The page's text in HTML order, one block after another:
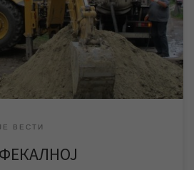
радова доћи ће до промене
16. децембра почињу
у улицама Ђорђа
[…]
ВЕСТИ